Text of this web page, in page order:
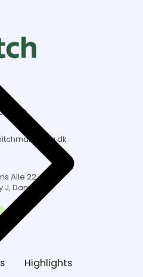
04 60
Alle 22,
Danmark
Highlights